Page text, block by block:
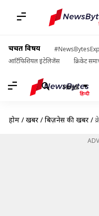
चर्चित विषय
आर्टिफिशियल इंटेलिजेंस
क्रिकेट
Hindi
होम / खबरें / बिज़नेस की खबरें /